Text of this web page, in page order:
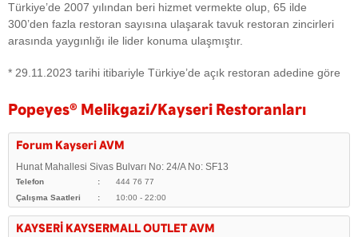
Türkiye’de 2007 yılından beri hizmet vermekte olup, 65 ilde
300’den fazla restoran sayısına ulaşarak tavuk restoran zincirleri
arasında yaygınlığı ile lider konuma ulaşmıştır.
* 29.11.2023 tarihi itibariyle Türkiye’de açık restoran adedine göre
Popeyes® Melikgazi/Kayseri Restoranları
Forum Kayseri AVM
Hunat Mahallesi Sivas Bulvarı No: 24/A No: SF13
Telefon
444 76 77
Çalışma Saatleri
10:00 - 22:00
KAYSERİ KAYSERMALL OUTLET AVM